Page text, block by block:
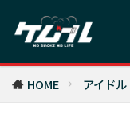
木村綾子
木根緋郷
東京コレクシ
HOME アイドル